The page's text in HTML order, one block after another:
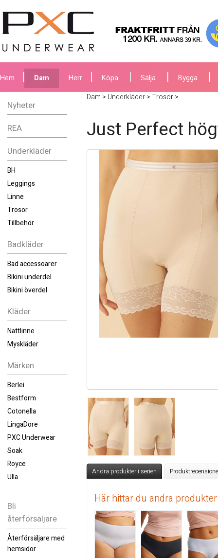
Hem Dam Herr Köpa.. Sälja.. Bygga..
Nyheter
REA
Underkläder
BH
Leggings
Linne
Trosor
Tillbehör
Badkläder
Bad accessoarer
Bikini underdel
Bikini överdel
Kläder
Nattlinne
Myskläder
Märken
Berlei
Bestform
Cotonella
LingaDore
PXC Underwear
Soak
Royce
Ulla
Bli
återförsäljare
Återförsäljare med
hemsidor
Dam > Underkläder>Trosor>
Just Perfect
Andra produkter i serien
Här hittar du andra